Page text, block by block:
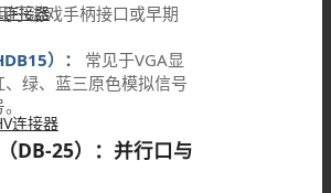
连接器
连接器
于游戏手柄接口或早期
）：
常见于VGA显
绿、蓝三原色模拟信号
DB-25）：并行口与